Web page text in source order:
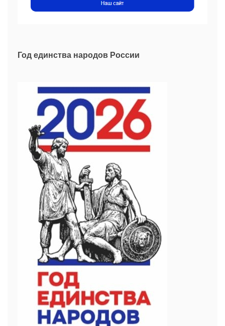
Год единства народов России